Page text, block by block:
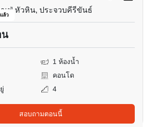
ล้วเฟ่ หัวหิน, ประจวบคีรีขันธ์
น
1 ห้องน้ำ
คอนโด
4
สอบถามตอนนี้